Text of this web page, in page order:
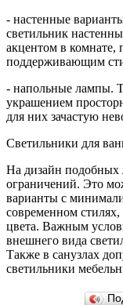
- настенные
светильник
акцентом в
поддерживающим
- напольные лампы.
украшением
для них зачастую
Светильники для
На дизайн подобных
ограничений. Это
варианты с
современном
цвета. Важным
внешнего вида
Также в санузлах
светильники